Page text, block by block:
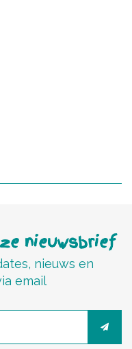
nieuwsbrief
nieuws en
email